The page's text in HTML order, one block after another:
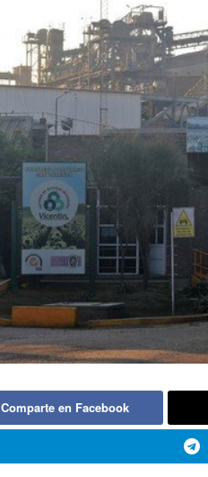
Comparte en Facebook